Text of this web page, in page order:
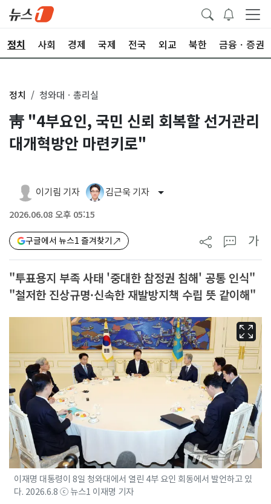
정치 사회 경제 국제 전국 외교 북한 금융ㆍ증권
정치 청와대ㆍ총리실
靑 "4부요인, 국민 신뢰 회복할 선거관리
대개혁방안 마련키로"
이기림 기자 김근욱 기자
2026.06.08 오후 05:15
구글에서 뉴스1 즐겨찾기 가
"투표용지 부족 사태 '중대한 참정권 침해' 공통 인식"
"철저한 진상규명·신속한 재발방지책 수립 뜻 같이해"
이재명 대통령이 8일 청와대에서 열린 4부 요인 회동에서 발언하고 있
다. 2026.6.8 ⓒ 뉴스1 이재명 기자